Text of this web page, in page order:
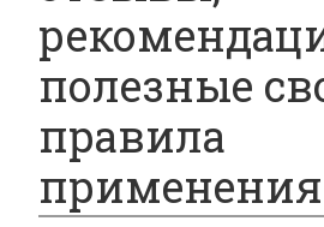
полезные
правила